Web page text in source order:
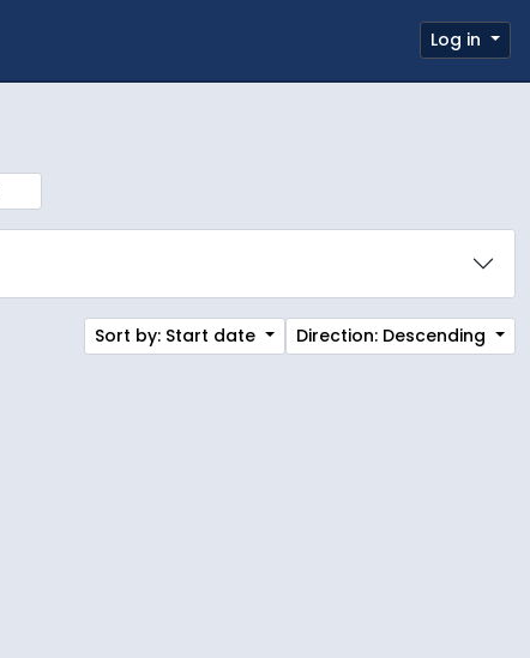
Quick linksLog in
Sort by: Start date Direction: Descending